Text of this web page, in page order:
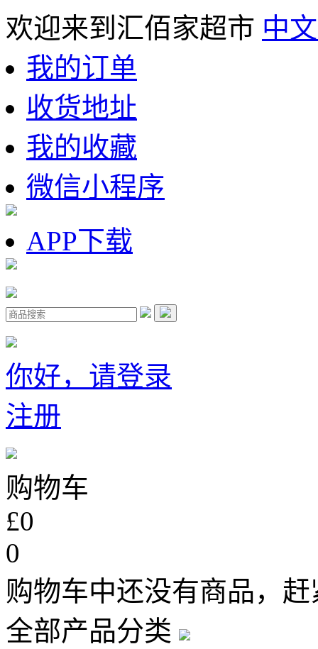
欢迎来到汇佰家超市 中
我的订单
收货地址
我的收藏
微信小程序
APP下载
你好，请登录
注册
购物车
£0
0
购物车中还没有商品，
全部产品分类